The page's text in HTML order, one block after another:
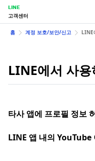
LINE
고객센터
홈 계정 보호/보안/신고 LINE
LINE에서 사
타사 앱에 프로필 정보
LINE 앱 내의 YouTube